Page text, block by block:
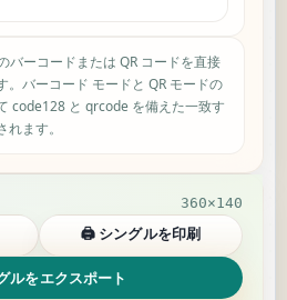
バーコードまたは QR コードを直接
。バーコード モードと QR モードの
code128 と qrcode を備えた一致す
ます。
360×140
🖨 シングルを印刷
ルをエクスポート